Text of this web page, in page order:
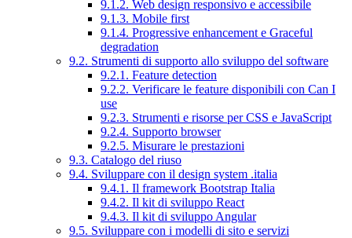
9.1.2. Web design responsivo e accessibile
9.1.3. Mobile first
9.1.4. Progressive enhancement e Graceful
degradation
9.2. Strumenti di supporto allo sviluppo del software
9.2.1. Feature detection
9.2.2. Verificare le feature disponibili con Can I
use
9.2.3. Strumenti e risorse per CSS e JavaScript
9.2.4. Supporto browser
9.2.5. Misurare le prestazioni
9.3. Catalogo del riuso
9.4. Sviluppare con il design system .italia
9.4.1. Il framework Bootstrap Italia
9.4.2. Il kit di sviluppo React
9.4.3. Il kit di sviluppo Angular
9.5. Sviluppare con i modelli di sito e servizi